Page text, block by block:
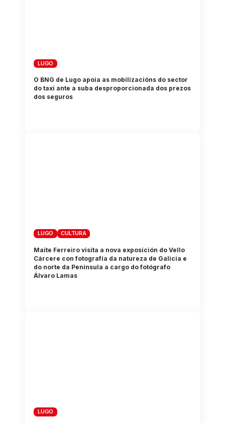
LUGO
O BNG de Lugo apoia as mobilizacións do sector
do taxi ante a suba desproporcionada dos prezos
dos seguros
LUGO CULTURA
Maite Ferreiro visita a nova exposición do Vello
Cárcere con fotografía da natureza de Galicia e
do norte da Península a cargo do fotógrafo
Álvaro Lamas
LUGO